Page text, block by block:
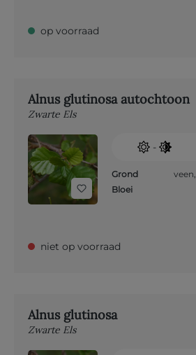
op voorraad
Alnus glutinosa autochtoon
Zwarte Els
-
Grond veen,
Bloei
niet op voorraad
Alnus glutinosa
Zwarte Els